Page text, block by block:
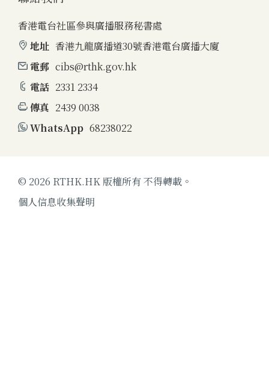
香港電台社區參與廣播服務秘書處
地址 香港九龍廣播道30號香港電台廣播大廈
電郵 cibs@rthk.gov.hk
電話 2331 2334
傳真 2439 0038
WhatsApp 68238022
© 2026 RTHK.HK 版權所有 不得轉載。
個人信息收集聲明